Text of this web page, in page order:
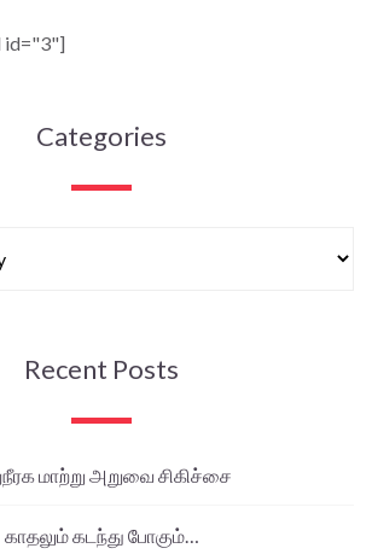
id="3"]
Categories
Recent Posts
மாற்று அறுவை சிகிச்சை
காதலும் கடந்து போகும்…